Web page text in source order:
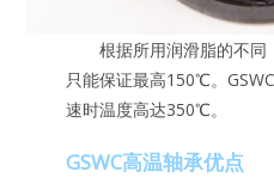
根据所用润滑脂的不同
只能保证最高150℃。
速时温度高达350℃。
GSWC高温轴承优点